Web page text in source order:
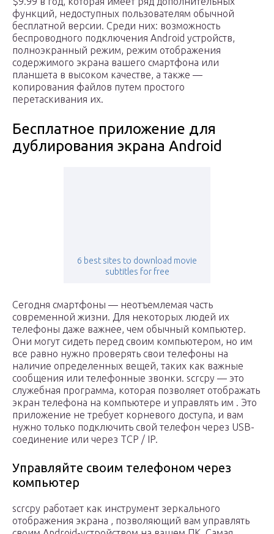
функций, недоступных пользователям обычной
бесплатной версии. Среди них: возможность
беспроводного подключения Android устройств,
полноэкранный режим, режим отображения
содержимого экрана вашего смартфона или
планшета в высоком качестве, а также —
копирования файлов путем простого
перетаскивания их.
Бесплатное приложение для
дублирования экрана Android
6 best sites to download movie
subtitles for free
Сегодня смартфоны — неотъемлемая часть
современной жизни. Для некоторых людей их
телефоны даже важнее, чем обычный компьютер.
Они могут сидеть перед своим компьютером, но им
все равно нужно проверять свои телефоны на
наличие определенных вещей, таких как важные
сообщения или телефонные звонки. scrcpy — это
служебная программа, которая позволяет отображать
экран телефона на компьютере и управлять им . Это
приложение не требует корневого доступа, и вам
нужно только подключить свой телефон через USB-
соединение или через TCP / IP.
Управляйте своим телефоном через
компьютер
scrcpy работает как инструмент зеркального
отображения экрана , позволяющий вам управлять